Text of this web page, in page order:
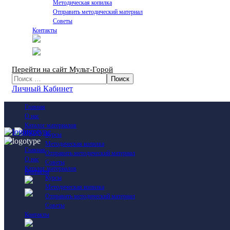
Методическая копилка
Отправить методический материал
Советы
Контакты
Перейти на сайт Мульт-Горой
Личный Кабинет
Главная
О нас
Каталог материалов
Курсы
Методическая копилка
Отправить методический материал
Советы
Контакты
Главная
О нас
Каталог материалов
Курсы
Методическая копилка
Отправить методический материал
Советы
Контакты